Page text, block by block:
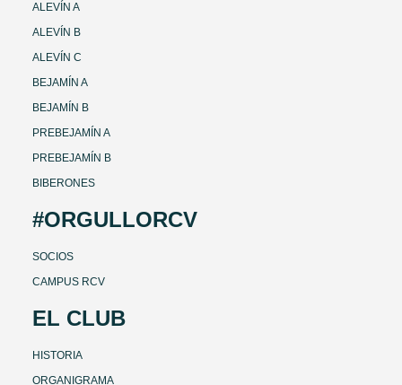
ALEVÍN A
ALEVÍN B
ALEVÍN C
BEJAMÍN A
BEJAMÍN B
PREBEJAMÍN A
PREBEJAMÍN B
BIBERONES
#ORGULLORCV
SOCIOS
CAMPUS RCV
EL CLUB
HISTORIA
ORGANIGRAMA